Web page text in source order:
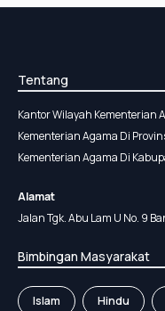
Tentang
Kantor Wilayah Kementerian
Kementerian Agama Di
Kementerian Agama Di
Alamat
Jalan Tgk. Abu Lam U No. 9
Bimbingan Masyarakat
Islam Hindu